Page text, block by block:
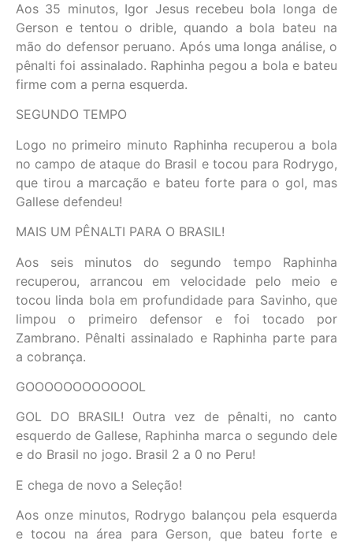
Aos 35 minutos, Igor Jesus recebeu bola longa de
Gerson e tentou o drible, quando a bola bateu na
mão do defensor peruano. Após uma longa análise, o
pênalti foi assinalado. Raphinha pegou a bola e bateu
firme com a perna esquerda.
SEGUNDO TEMPO
Logo no primeiro minuto Raphinha recuperou a bola
no campo de ataque do Brasil e tocou para Rodrygo,
que tirou a marcação e bateu forte para o gol, mas
Gallese defendeu!
MAIS UM PÊNALTI PARA O BRASIL!
Aos seis minutos do segundo tempo Raphinha
recuperou, arrancou em velocidade pelo meio e
tocou linda bola em profundidade para Savinho, que
limpou o primeiro defensor e foi tocado por
Zambrano. Pênalti assinalado e Raphinha parte para
a cobrança.
GOOOOOOOOOOOOL
GOL DO BRASIL! Outra vez de pênalti, no canto
esquerdo de Gallese, Raphinha marca o segundo dele
e do Brasil no jogo. Brasil 2 a 0 no Peru!
E chega de novo a Seleção!
Aos onze minutos, Rodrygo balançou pela esquerda
e tocou na área para Gerson, que bateu forte e